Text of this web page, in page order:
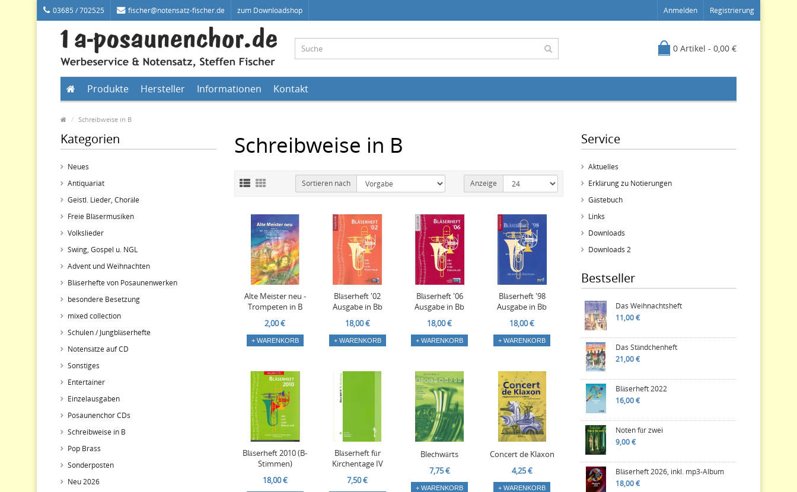
03685 / 702525 fischer@notensatz-fischer.de zum Downloadshop Anmelden Registrierung
0 Artikel - 0,00 €
Produkte Hersteller Informationen Kontakt
Schreibweise in B
Kategorien
Neues
Antiquariat
Geistl. Lieder, Choräle
Freie Bläsermusiken
Volkslieder
Swing, Gospel u. NGL
Advent und Weihnachten
Bläserhefte von Posaunenwerken
besondere Besetzung
mixed collection
Schulen / Jungbläserhefte
Notensätze auf CD
Sonstiges
Entertainer
Einzelausgaben
Posaunenchor CDs
Schreibweise in B
Pop Brass
Sonderposten
Neu 2026
Schreibweise in B
Sortieren nach Anzeige
Alte Meister neu -
Trompeten in B
2,00 €
+ WARENKORB
Bläserheft '02
Ausgabe in Bb
18,00 €
+ WARENKORB
Bläserheft '06
Ausgabe in Bb
18,00 €
+ WARENKORB
Bläserheft '98
Ausgabe in Bb
18,00 €
+ WARENKORB
Bläserheft 2010 (B-
Stimmen)
18,00 €
Bläserheft für
Kirchentage IV
7,50 €
Blechwärts
7,75 €
+ WARENKORB
Concert de Klaxon
4,25 €
+ WARENKORB
Service
Aktuelles
Erklärung zu Notierungen
Gästebuch
Links
Downloads
Downloads 2
Bestseller
Das Weihnachtsheft
11,00 €
Das Ständchenheft
21,00 €
Bläserheft 2022
16,00 €
Noten für zwei
9,00 €
Bläserheft 2026, inkl. mp3-Album
18,00 €